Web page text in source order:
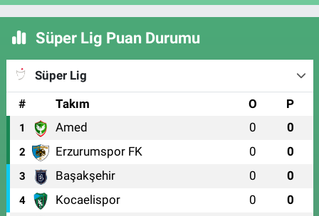
Süper Lig Puan Durumu
Süper Lig
#
Takım O P
1 Amed 0 0
2 Erzurumspor FK 0 0
3 Başakşehir 0 0
4 Kocaelispor 0 0